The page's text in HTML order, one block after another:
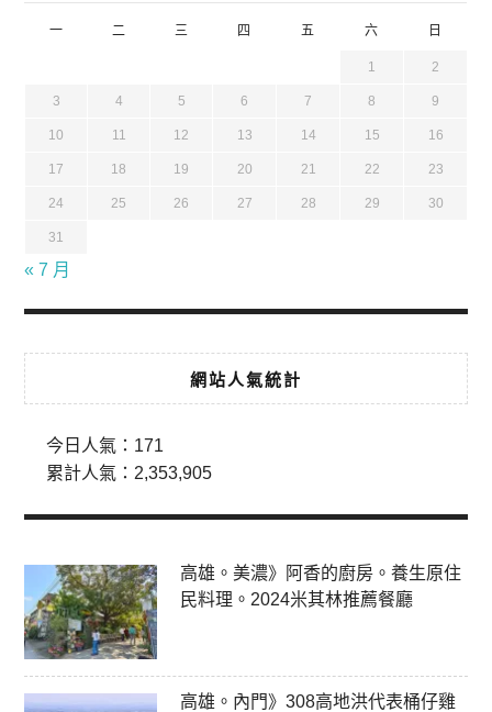
一 二 三 四 五 六 日
1 2
3 4 5 6 7 8 9
10 11 12 13 14 15 16
17 18 19 20 21 22 23
24 25 26 27 28 29 30
31
« 7 月
網站人氣統計
今日人氣： 171
累計人氣： 2,353,905
高雄。美濃》阿香的廚房。養生原住
民料理。2024米其林推薦餐廳
高雄。內門》308高地洪代表桶仔雞